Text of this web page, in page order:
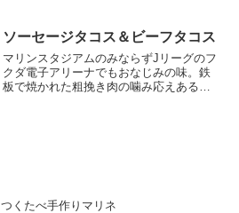
ソーセージタコス＆ビーフタコス
マリンスタジアムのみならずJリーグのフ
クダ電子アリーナでもおなじみの味。鉄
板で焼かれた粗挽き肉の噛み応えあるソ
つくたべ手作りマリネ